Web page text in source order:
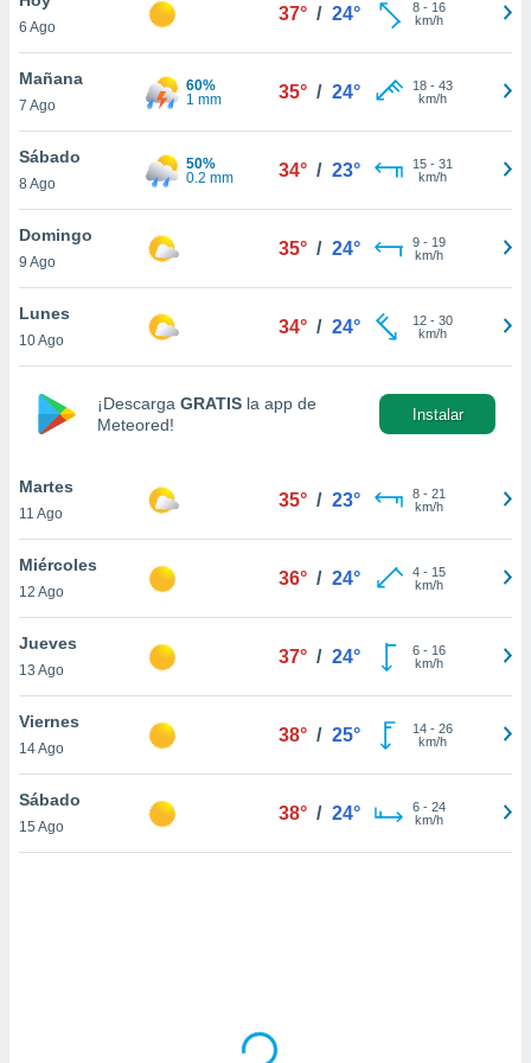
en
más
nuestra
de
aceptar
de
sitio
En
sean
el sitio
ni para
o
6 Ago
37° / 24° 8- 16
km/h
Mañana
7 Ago
60%
1 mm
35° / 24° 18- 43
km/h
Sábado
8 Ago
50%
0.2 mm
34° / 23° 15- 31
km/h
Domingo
9 Ago
35° / 24° 9- 19
km/h
Lunes
10 Ago
34° / 24° 12- 30
km/h
¡Descarga GRATIS la app de
Meteored!
Instalar
Martes
11 Ago
35° / 23° 8- 21
km/h
Miércoles
12 Ago
36° / 24° 4- 15
km/h
Jueves
13 Ago
37° / 24° 6- 16
km/h
Viernes
14 Ago
38° / 25° 14- 26
km/h
Sábado
15 Ago
38° / 24° 6- 24
km/h